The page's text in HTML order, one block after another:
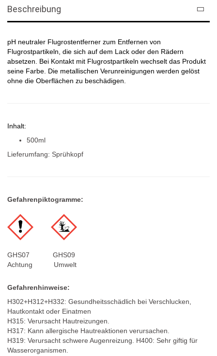
Beschreibung
pH neutraler Flugrostentferner zum Entfernen von
Flugrostpartikeln, die sich auf dem Lack oder den Rädern
absetzen. Bei Kontakt mit Flugrostpartikeln wechselt das Produkt
seine Farbe. Die metallischen Verunreinigungen werden gelöst
ohne die Oberflächen zu beschädigen.
Inhalt:
500ml
Lieferumfang: Sprühkopf
Gefahrenpiktogramme:
GHS07 GHS09
Achtung Umwelt
Gefahrenhinweise:
H302+H312+H332: Gesundheitsschädlich bei Verschlucken,
Hautkontakt oder Einatmen
H315: Verursacht Hautreizungen.
H317: Kann allergische Hautreaktionen verursachen.
H319: Verursacht schwere Augenreizung. H400: Sehr giftig für
Wasserorganismen.